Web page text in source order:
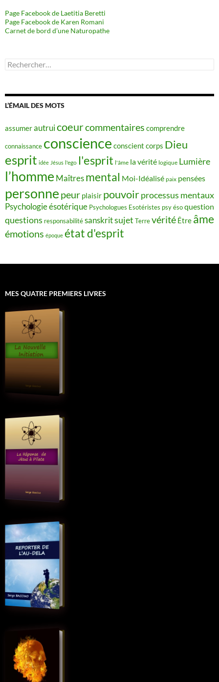
Page Facebook de Laetitia Beretti
Page Facebook de Karen Romani
Carnet de bord d’une Naturopathe
Rechercher :
L’ÉMAIL DES MOTS
assumerautruicoeurcommentaires comprendre
connaissance conscience conscient corps Dieu
esprit idée Jésus l'ego l'esprit l'âme la vérité logique Lumière
l’homme Maîtres mental Moi-Idéalisé paix pensées
personne peur plaisir pouvoirprocessus mentaux
Psychologie ésotérique Psychologues Esotéristes psy ésoquestion
questions responsabilitésanskritsujet Terrevérité Être âme
émotions époque état d'esprit
MES QUATRE PREMIERS LIVRES